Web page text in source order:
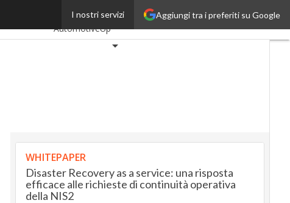
Aggiungi tra i preferiti su Google
I nostri servizi
Ultimi articoli
AutomotiveUp
Proptech
WHITEPAPER
Disaster Recovery as a service: una risposta
efficace alle richieste di continuità operativa
della NIS2